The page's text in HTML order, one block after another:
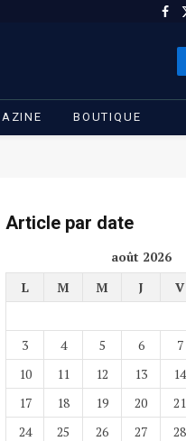
BOUTIQUE
Article par date
août 2026
L
M M J V
3
4 5 6 7
10
11 12 13 14
17
18 19 20 21
24
25 26 27 28